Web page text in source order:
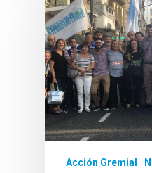
Acción Gremial